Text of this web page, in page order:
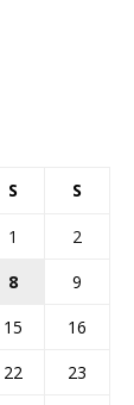
S S
1
2
8
9
15
16
22
23